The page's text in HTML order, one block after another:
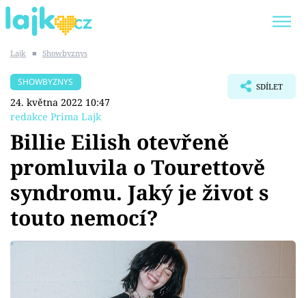
SHOPAHOLICADEL
Témata
Showbyznys
Youtubeři
Lajk ■ Showbyznys
SHOWBYZNYS
24. května 2022 10:47
redakce Prima Lajk
SDÍLET
Billie Eilish otevřeně
promluvila o Tourettově
syndromu. Jaký je život s
touto nemocí?